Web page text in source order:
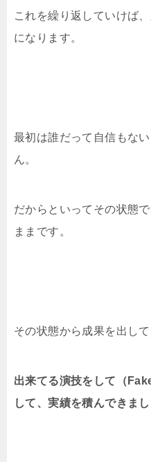
これを繰り返していけば
になります。
最初は誰だって自信もな
ん。
だからといってその状態
ままです。
その状態から成果を出して
出来てる演技をして（
して、実績を積んできまし